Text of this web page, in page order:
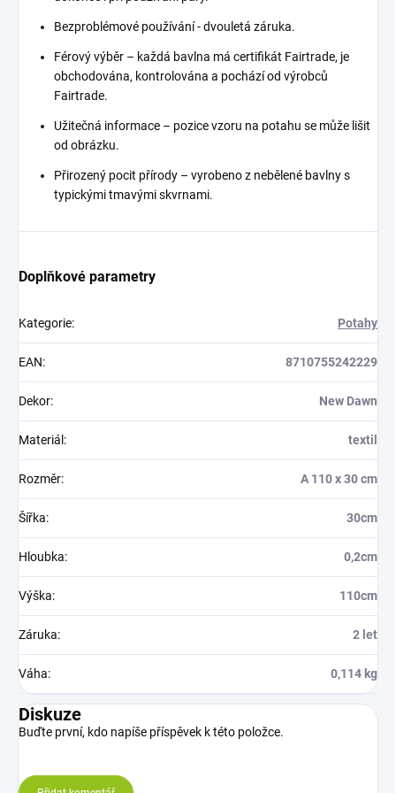
Bezproblémové používání - dvouletá záruka.
Férový výběr – každá bavlna má certifikát Fairtrade, je
obchodována, kontrolována a pochází od výrobců
Fairtrade.
Užitečná informace – pozice vzoru na potahu se může lišit
od obrázku.
Přirozený pocit přírody – vyrobeno z nebělené bavlny s
typickými tmavými skvrnami.
Doplňkové parametry
Kategorie: Potahy
EAN: 8710755242229
Dekor: New Dawn
Materiál : textil
Rozměr: A 110 x 30 cm
Šířka: 30cm
Hloubka: 0,2cm
Výška: 110cm
Záruka: 2 let
Váha: 0,114 kg
Diskuze
Buďte první, kdo napíše příspěvek k této položce.